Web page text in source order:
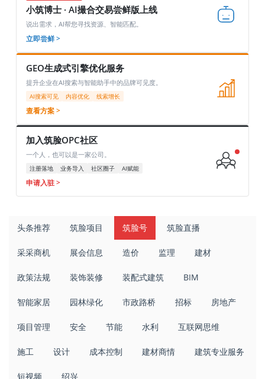
小筑博士 · AI撮合交易尝鲜版上线
说出需求，AI帮您寻找资源、智能匹配。
立即尝鲜 >
GEO生成式引擎优化服务
提升企业在AI搜索与智能助手中的品牌可见度。
AI搜索可见 内容优化 线索增长
查看方案 >
加入筑脸OPC社区
一个人，也可以是一家公司。
注册落地 业务导入 社区圈子 AI赋能
申请入驻 >
头条推荐 筑脸项目 筑脸号 筑脸直播
采采商机 展会信息 造价 监理 建材
政策法规 装饰装修 装配式建筑 BIM
智能家居 园林绿化 市政路桥 招标 房地产
项目管理 安全 节能 水利 互联网思维
施工 设计 成本控制 建材商情 建筑专业服务
短视频 绍兴